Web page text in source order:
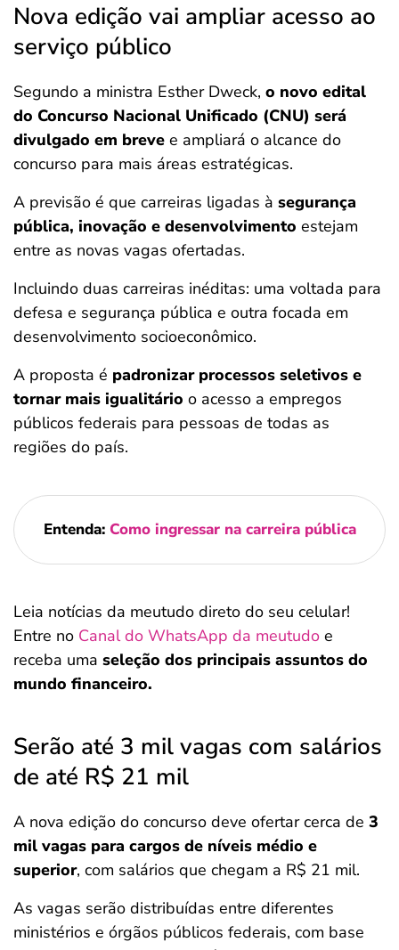
Nova edição vai ampliar acesso ao
serviço público
Segundo a ministra Esther Dweck, o novo edital
do Concurso Nacional Unificado (CNU) será
divulgado em breve e ampliará o alcance do
concurso para mais áreas estratégicas.
A previsão é que carreiras ligadas à segurança
pública, inovação e desenvolvimento estejam
entre as novas vagas ofertadas.
Incluindo duas carreiras inéditas: uma voltada para
defesa e segurança pública e outra focada em
desenvolvimento socioeconômico.
A proposta é padronizar processos seletivos e
tornar mais igualitário o acesso a empregos
públicos federais para pessoas de todas as
regiões do país.
Entenda: Como ingressar na carreira pública
Leia notícias da meutudo direto do seu celular!
Entre no Canal do WhatsApp da meutudo e
receba uma seleção dos principais assuntos do
mundo financeiro.
Serão até 3 mil vagas com salários
de até R$ 21 mil
A nova edição do concurso deve ofertar cerca de 3
mil vagas para cargos de níveis médio e
superior, com salários que chegam a R$ 21 mil.
As vagas serão distribuídas entre diferentes
ministérios e órgãos públicos federais, com base